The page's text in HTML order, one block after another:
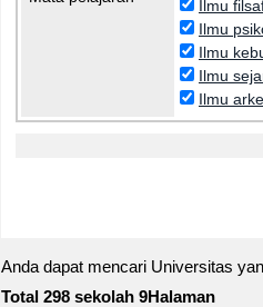
Ilmu
Ilmu
Ilmu
Ilmu
Ilmu
Anda dapat mencari Universitas
Total 298 sekolah 9Halaman